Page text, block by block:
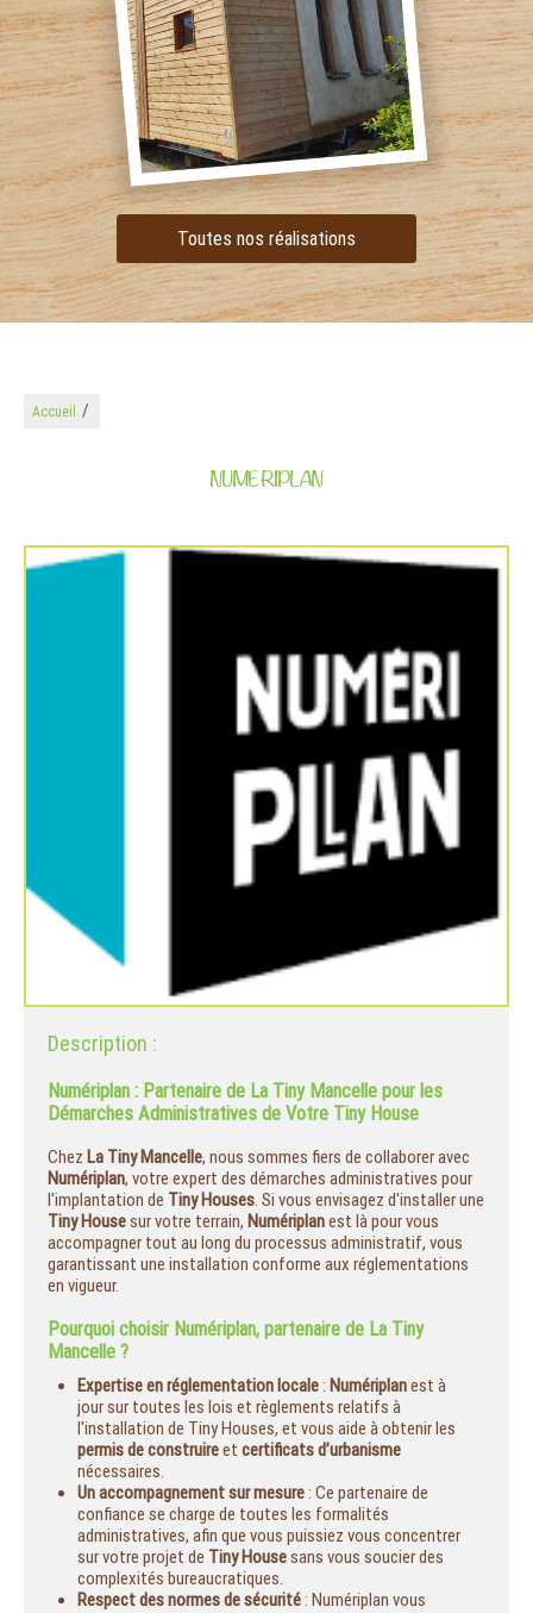
Toutes nos réalisations
Accueil /
NUMERIPLAN
Description :
Numériplan : Partenaire de La Tiny Mancelle pour les
Démarches Administratives de Votre Tiny House
Chez La Tiny Mancelle, nous sommes fiers de collaborer avec
Numériplan, votre expert des démarches administratives pour
l'implantation de Tiny Houses. Si vous envisagez d'installer une
Tiny Housesur votre terrain, Numériplanest là pour vous
accompagner tout au long du processus administratif, vous
garantissant une installation conforme aux réglementations
en vigueur.
Pourquoi choisir Numériplan, partenaire de La Tiny
Mancelle ?
Expertise en réglementation locale: Numériplanest à
jour sur toutes les lois et règlements relatifs à
l'installation de Tiny Houses, et vous aide à obtenir les
permis de construireet certificats d’urbanisme
nécessaires.
Un accompagnement sur mesure: Ce partenaire de
confiance se charge de toutes les formalités
administratives, afin que vous puissiez vous concentrer
sur votre projet de Tiny Housesans vous soucier des
complexités bureaucratiques.
Respect des normes de sécurité: Numériplan vous